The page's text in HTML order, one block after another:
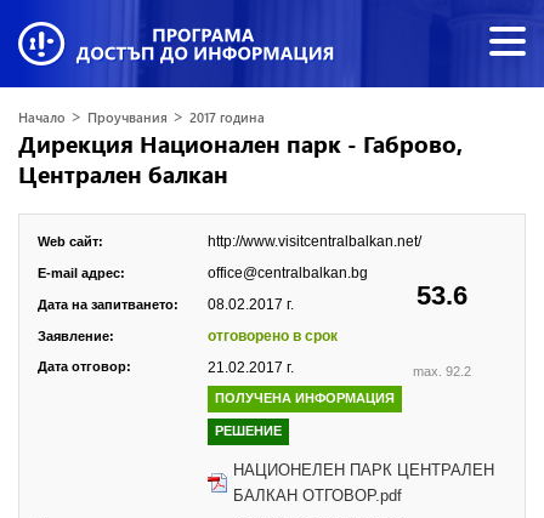
Начало > Проучвания > 2017 година
Дирекция Национален парк - Габрово,
Централен балкан
53.6
max. 92.2
Web сайт: http://www.visitcentralbalkan.net/
E-mail адрес: office@centralbalkan.bg
Дата на запитването: 08.02.2017 г.
Заявление: отговорено в срок
Дата отговор: 21.02.2017 г.
ПОЛУЧЕНА ИНФОРМАЦИЯ
РЕШЕНИЕ
НАЦИОНЕЛЕН ПАРК ЦЕНТРАЛЕН
БАЛКАН ОТГОВОР.pdf